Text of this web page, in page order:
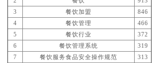
3
餐饮加盟
846
4
餐饮管理
466
5
餐饮行业
372
6
餐饮管理系统
319
7
餐饮服务食品安全操作规范
313